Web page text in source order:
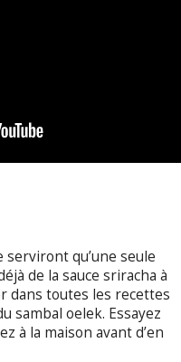
serviront qu’une seule
de la sauce sriracha à
dans toutes les recettes
sambal oelek. Essayez
à la maison avant d’en